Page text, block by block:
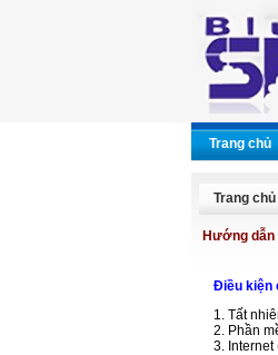
Trang chủ
Trang chủ
Hướng
Điều kiện
1. Tất
2. Phần
3.